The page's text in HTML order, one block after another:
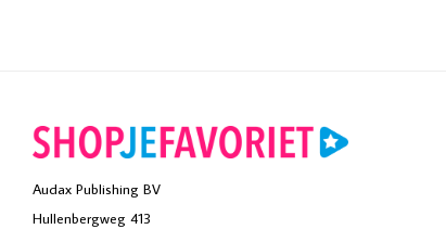
Audax Publishing BV
Hullenbergweg 413